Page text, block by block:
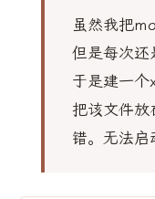
虽然我把
但是每次还
于是建一
把该文件放
错。无法启